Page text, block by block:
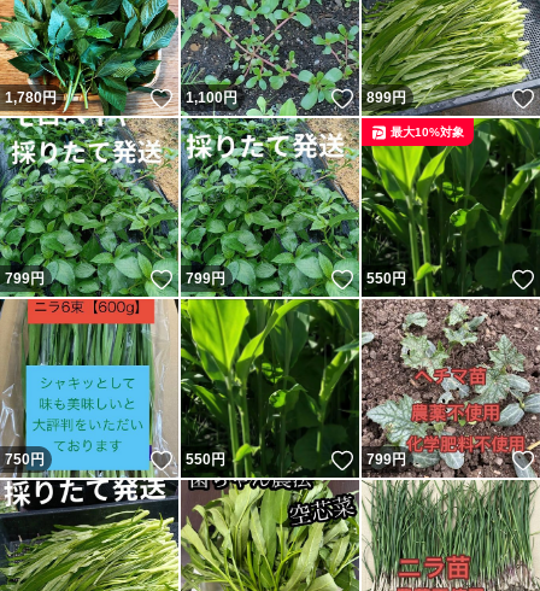
1,780円 いいね！
1,100円 いいね！
899円
799円 いいね！
799円 いいね！
550円
最大10%対象
750円 いいね！
550円 いいね！
799円